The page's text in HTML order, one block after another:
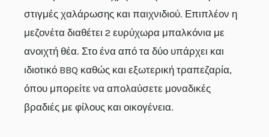
στιγμές χαλάρωσης και παιχνιδιού. Επιπλέον η
μεζονέτα διαθέτει 2 ευρύχωρα μπαλκόνια με
ανοιχτή θέα. Στο ένα από τα δύο υπάρχει και
ιδιοτικό BBQ καθώς και εξωτερική τραπεζαρία,
όπου μπορείτε να απολαύσετε μοναδικές
βραδιές με φίλους και οικογένεια.